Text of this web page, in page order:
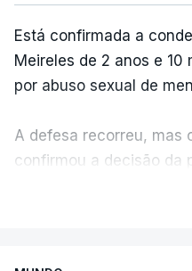
Está confirmada a
Meireles de 2 anos e 10
por abuso sexual de
A defesa recorreu, mas
confirmou a decisão da